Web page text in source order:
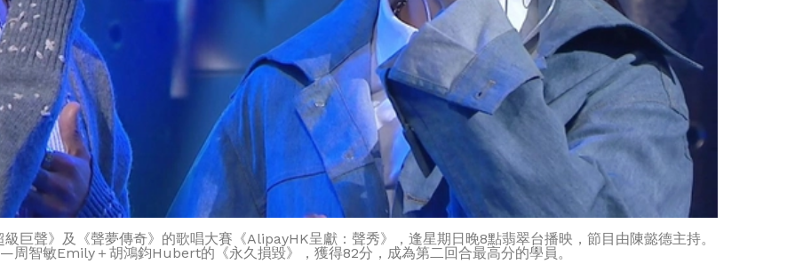
巨聲》及《聲夢傳奇》的歌唱大賽《AlipayHK呈獻：聲秀》，逢星期日晚8點翡翠台播映，節目由陳懿德主持。
智敏Emily＋胡鴻鈞Hubert的《永久損毀》，獲得82分，成為第二回合最高分的學員。